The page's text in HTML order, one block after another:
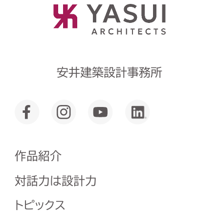
安井建築設計事務所
作品紹介
対話力は設計力
トピックス